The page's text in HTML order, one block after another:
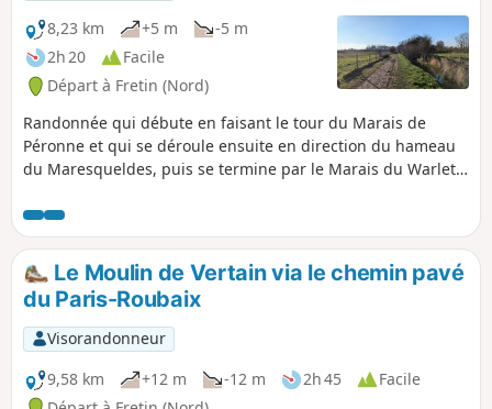
8,23 km
+5 m
-5 m
2h 20
Facile
Départ à Fretin (Nord)
Randonnée qui débute en faisant le tour du Marais de
Péronne et qui se déroule ensuite en direction du hameau
du Maresqueldes, puis se termine par le Marais du Warlet.
(Marque, marais, étang), champs et pâtures. Elle longe
deux petites routes sinon tout se fait sur des chemins. Au
programme, observation des oiseaux des marais, des
poissons d'un étang de pêche et des différentes cultures
autochtones.
Le Moulin de Vertain via le chemin pavé
du Paris-Roubaix
Visorandonneur
9,58 km
+12 m -12 m 2h 45
Facile